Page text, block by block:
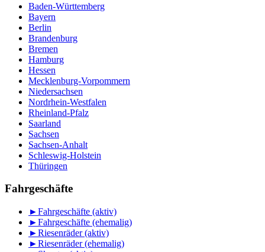
Baden-Württemberg
Bayern
Berlin
Brandenburg
Bremen
Hamburg
Hessen
Mecklenburg-Vorpommern
Niedersachsen
Nordrhein-Westfalen
Rheinland-Pfalz
Saarland
Sachsen
Sachsen-Anhalt
Schleswig-Holstein
Thüringen
Fahrgeschäfte
►Fahrgeschäfte (aktiv)
►Fahrgeschäfte (ehemalig)
►Riesenräder (aktiv)
►Riesenräder (ehemalig)